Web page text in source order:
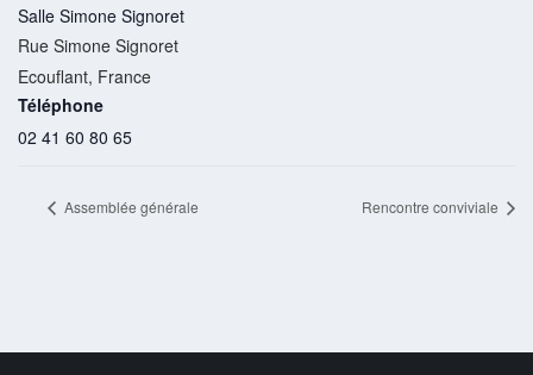
Salle Simone Signoret
Rue Simone Signoret
Ecouflant, France
Téléphone
02 41 60 80 65
Assemblée générale Rencontre conviviale